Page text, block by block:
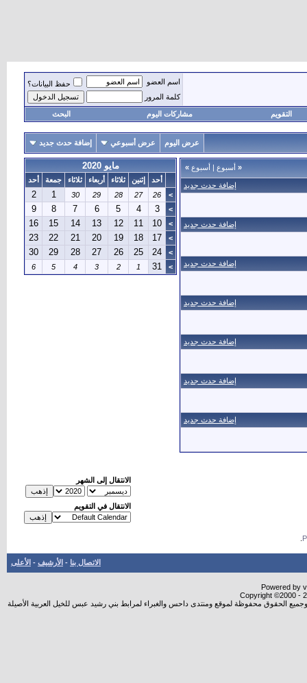
اسم العضو
حفظ البيانات؟
كلمة المرور
التقويم مشاركات اليوم البحث
عرض اليوم عرض أسبوعي إضافة حدث جديد
« أسبوع | أسبوع »
إضافة حدث جديد
إضافة حدث جديد
إضافة حدث جديد
إضافة حدث جديد
إضافة حدث جديد
إضافة حدث جديد
إضافة حدث جديد
مايو 2020
أحد إثنين ثلاثاء أربعاء ثلاثاء جمعة
أحد
>
26
27
28
29
30
1
2
>
3
4
5
6
7
8
9
>
10
11
12
13
14
15
16
>
17
18
19
20
21
22
23
>
24
25
26
27
28
29
30
>
31
1
2
3
4
5
6
الانتقال إلى الشهر
الانتقال في التقويم
الاتصال بنا - الأرشيف - الأعلى
Powered by
Copyright ©2000 -
الحقوق محفوظة لموقع ومنتدى داحس والغبراء لمرابط بني رشيد عبس للخيل العربية الأصيلة